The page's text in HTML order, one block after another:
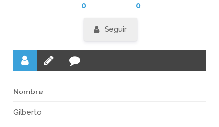
0 0
Seguir
Nombre
Gilberto